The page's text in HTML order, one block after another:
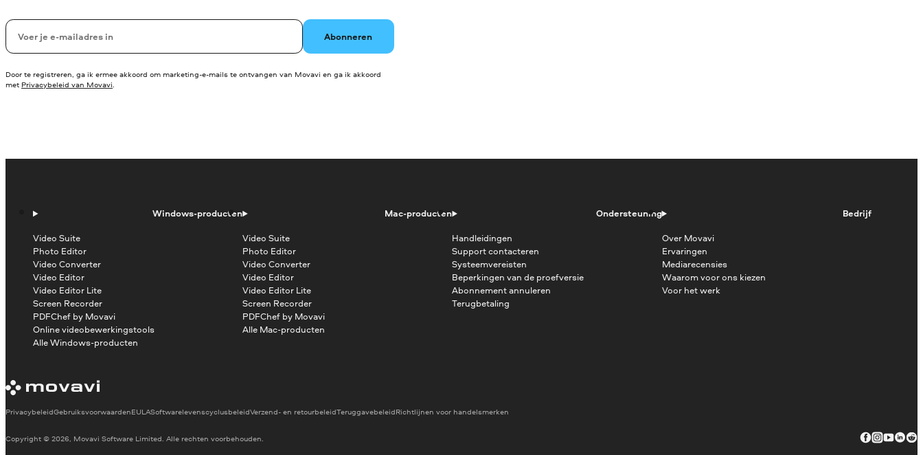
Uw e-mail Abonneren
Door te registreren, ga ik ermee akkoord om marketing-e-mails te ontvangen van Movavi en ga ik akkoord
met Privacybeleid van Movavi
Windows-producten
Video Suite
Photo Editor
Video Converter
Video Editor
Video Editor Lite
Screen Recorder
PDFChef by Movavi
Online videobewerkingstools
Alle Windows-producten
Mac-producten
Video Suite
Photo Editor
Video Converter
Video Editor
Video Editor Lite
Screen Recorder
PDFChef by Movavi
Alle Mac-producten
Ondersteuning
Handleidingen
Support contacteren
Systeemvereisten
Beperkingen van de proefversie
Abonnement annuleren
Terugbetaling
Bedrijf
Over Movavi
Ervaringen
Mediarecensies
Waarom voor ons kiezen
Voor het werk
Copyright © 2026, Movavi Software Limited. Alle rechten voorbehouden.
PrivacybeleidGebruiksvoorwaardenEULASoftwarelevenscyclusbeleidVerzend- en retourbeleidTeruggavebeleidRichtlijnen voor handelsmerken